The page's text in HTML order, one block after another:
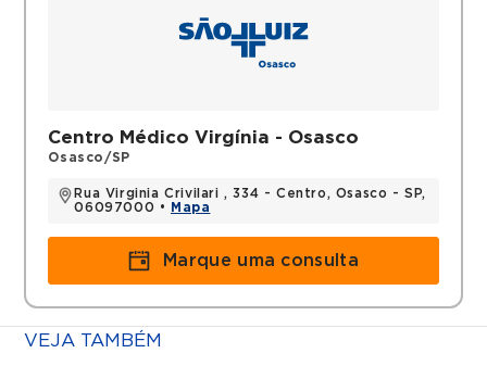
Centro Médico Virgínia - Osasco
Osasco/SP
Rua Virginia Crivilari , 334 - Centro, Osasco - SP,
06097000 •
Mapa
Marque uma consulta
VEJA TAMBÉM